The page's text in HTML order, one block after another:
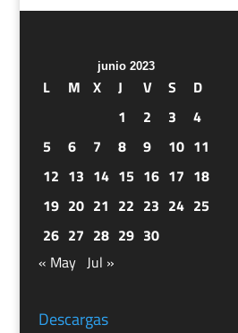
junio 2023
L M X J V S
D
1
2 3
4
5
6 7 8 9 10 11
12 13 14 15 16 17 18
19 20 21 22 23 24 25
26 27 28 29 30
« May Jul »
Descargas